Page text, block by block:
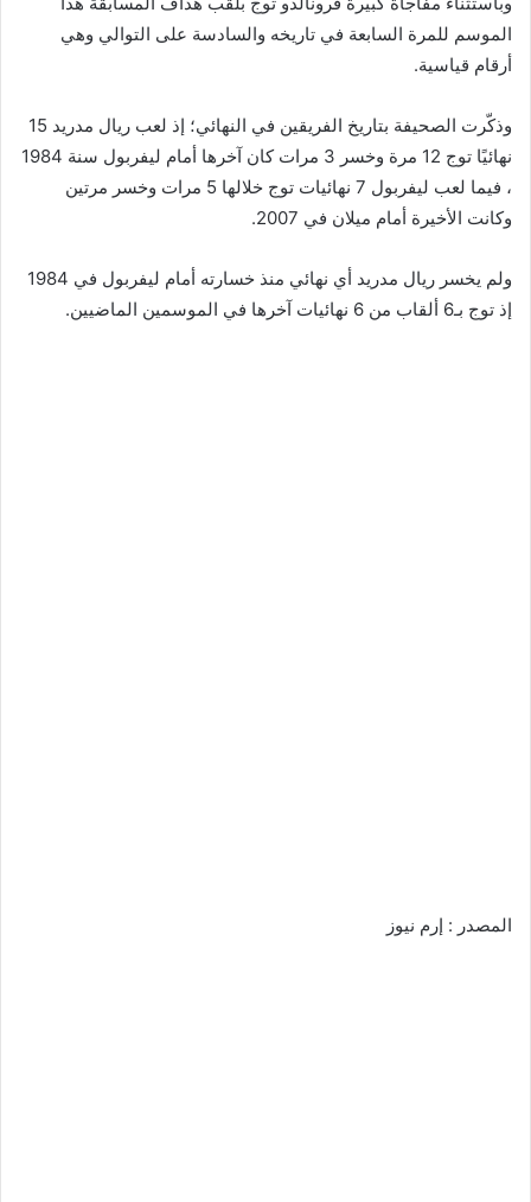
الموسم للمرة السابعة في تاريخه والسادسة على التوالي وهي
أرقام قياسية.
وذكّرت الصحيفة بتاريخ الفريقين في النهائي؛ إذ لعب ريال مدريد 15
نهائيًا توج 12 مرة وخسر 3 مرات كان آخرها أمام ليفربول سنة 1984
، فيما لعب ليفربول 7 نهائيات توج خلالها 5 مرات وخسر مرتين
وكانت الأخيرة أمام ميلان في 2007.
ولم يخسر ريال مدريد أي نهائي منذ خسارته أمام ليفربول في 1984
إذ توج بـ6 ألقاب من 6 نهائيات آخرها في الموسمين الماضيين.
المصدر : إرم نيوز